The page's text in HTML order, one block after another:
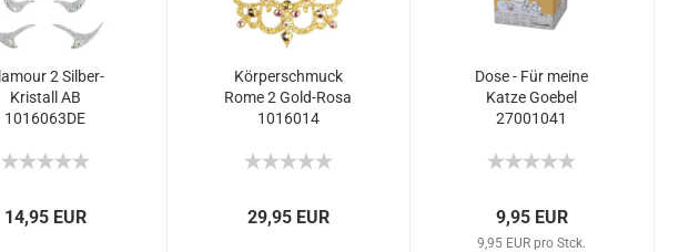
2 Silber-
Kristall AB
1016063DE
14,95 EUR
Körperschmuck
Rome 2 Gold-Rosa
1016014
29,95 EUR
Dose - Für meine
Katze Goebel
27001041
9,95 EUR
9,95 EUR pro Stck.